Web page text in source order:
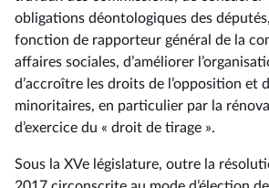
obligations déontologiques des
fonction de rapporteur général de la
affaires sociales, d’améliorer
d’accroître les droits de l’opposition et
minoritaires, en particulier par la
d’exercice du « droit de tirage ».
Sous la XVe législature, outre la